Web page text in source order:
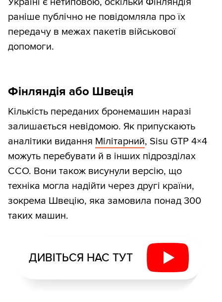
раніше публічно не повідомляла про їх
передачу в межах пакетів військової
допомоги.
Фінляндія або Швеція
Кількість переданих бронемашин наразі
залишається невідомою. Як припускають
аналітики видання Мілітарний, Sisu GTP 4×4
можуть перебувати й в інших підрозділах
ССО. Вони також висунули версію, що
техніка могла надійти через другі країни,
зокрема Швецію, яка замовила понад 300
таких машин.
ДИВІТЬСЯ НАС ТУТ